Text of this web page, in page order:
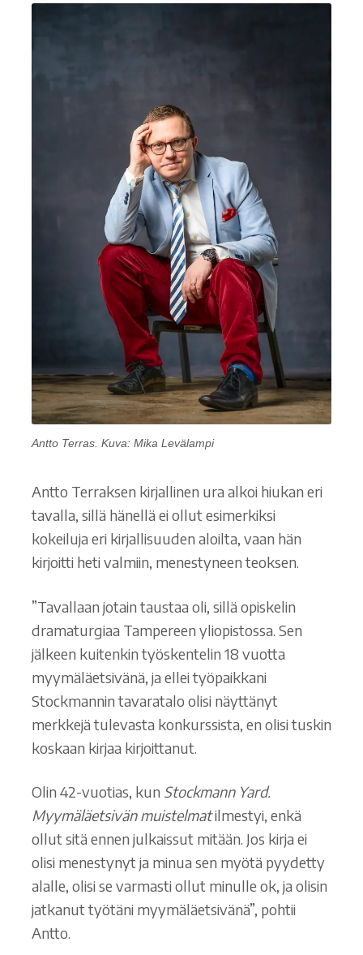
Antto Terras. Kuva: Mika Levälampi
Antto Terraksen kirjallinen ura alkoi hiukan eri
tavalla, sillä hänellä ei ollut esimerkiksi
kokeiluja eri kirjallisuuden aloilta, vaan hän
kirjoitti heti valmiin, menestyneen teoksen.
”Tavallaan jotain taustaa oli, sillä opiskelin
dramaturgiaa Tampereen yliopistossa. Sen
jälkeen kuitenkin työskentelin 18 vuotta
myymäläetsivänä, ja ellei työpaikkani
Stockmannin tavaratalo olisi näyttänyt
merkkejä tulevasta konkurssista, en olisi tuskin
koskaan kirjaa kirjoittanut.
Olin 42-vuotias, kun Stockmann Yard.
Myymäläetsivän muistelmatilmestyi, enkä
ollut sitä ennen julkaissut mitään. Jos kirja ei
olisi menestynyt ja minua sen myötä pyydetty
alalle, olisi se varmasti ollut minulle ok, ja olisin
jatkanut työtäni myymäläetsivänä”, pohtii
Antto.